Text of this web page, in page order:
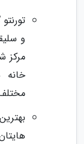
و
مرکز